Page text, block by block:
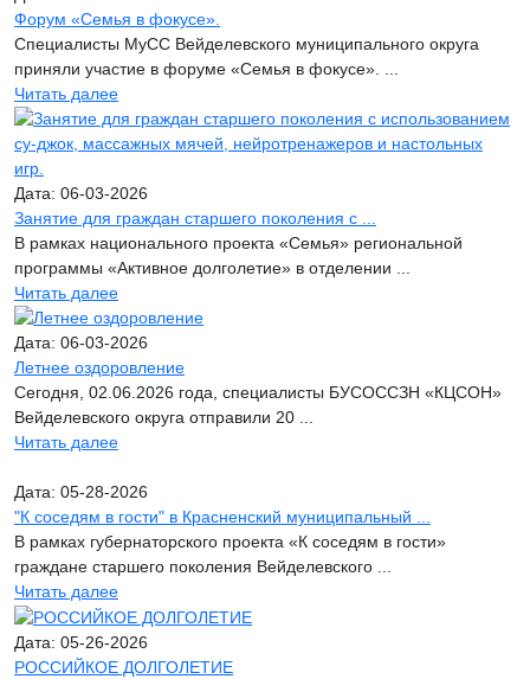
Форум «Семья в фокусе».
Специалисты МуСС Вейделевского муниципального округа
приняли участие в форуме «Семья в фокусе». ...
Читать далее
Дата: 06-03-2026
Занятие для граждан старшего поколения с ...
В рамках национального проекта «Семья» региональной
программы «Активное долголетие» в отделении ...
Читать далее
Дата: 06-03-2026
Летнее оздоровление
Сегодня, 02.06.2026 года, специалисты БУСОССЗН «КЦСОН»
Вейделевского округа отправили 20 ...
Читать далее
Дата: 05-28-2026
"К соседям в гости" в Красненский муниципальный ...
В рамках губернаторского проекта «К соседям в гости»
граждане старшего поколения Вейделевского ...
Читать далее
Дата: 05-26-2026
РОССИЙКОЕ ДОЛГОЛЕТИЕ